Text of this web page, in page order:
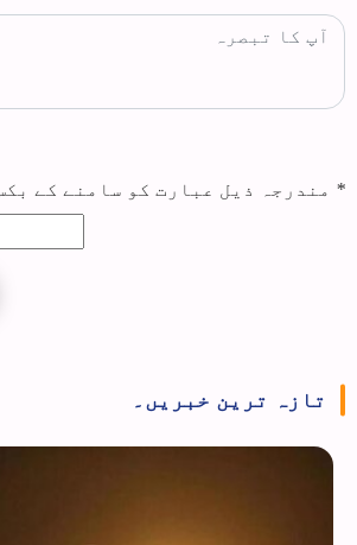
* مندرجہ ذیل عبارت کو سامنے کے
تازہ ترین خبریں۔